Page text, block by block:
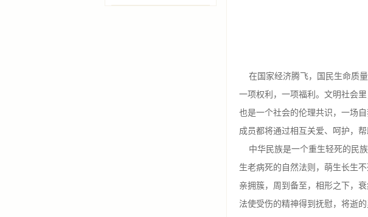
在国家经济腾飞，国民生命质
一项权利，一项福利。文明社会
也是一个社会的伦理共识，一场
成员都将通过相互关爱、呵护，
中华民族是一个重生轻死的民族
生老病死的自然法则，萌生长生
亲拥簇，周到备至，相形之下，
法使受伤的精神得到抚慰，将逝